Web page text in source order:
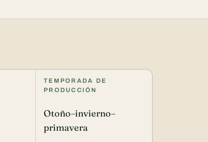
TEMPORADA DE
PRODUCCIÓN
Otoño–invierno–
primavera